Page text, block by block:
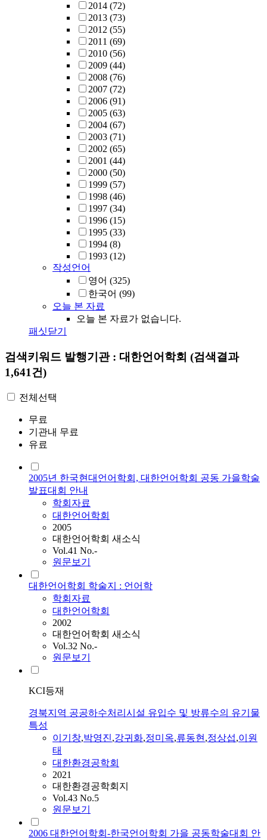
2014 (72)
2013 (73)
2012 (55)
2011 (69)
2010 (56)
2009 (44)
2008 (76)
2007 (72)
2006 (91)
2005 (63)
2004 (67)
2003 (71)
2002 (65)
2001 (44)
2000 (50)
1999 (57)
1998 (46)
1997 (34)
1996 (15)
1995 (33)
1994 (8)
1993 (12)
작성언어
영어 (325)
한국어 (99)
오늘 본 자료
오늘 본 자료가 없습니다.
패싯닫기
검색키워드 발행기관 : 대한언어학회 (검색결과
1,641건)
전체선택
무료
기관내 무료
유료
2005년 한국현대언어학회, 대한언어학회 공동 가을학술
발표대회 안내
학회자료
대한언어학회
2005
대한언어학회 새소식
Vol.41 No.-
원문보기
대한언어학회 학술지 : 언어학
학회자료
대한언어학회
2002
대한언어학회 새소식
Vol.32 No.-
원문보기
KCI등재
경북지역 공공하수처리시설 유입수 및 방류수의 유기물
특성
이기창,박영진,강귀화,정미옥,류동현,정상섭,이원
태
대한환경공학회
2021
대한환경공학회지
Vol.43 No.5
원문보기
2006 대한언어학회-한국언어학회 가을 공동학술대회 안